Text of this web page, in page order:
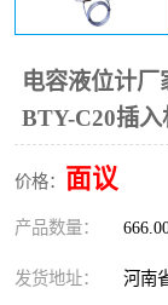
电容液位计
BTY-C20插
价格： 面议
产品数量：
发货地址： 河南
流量仪表